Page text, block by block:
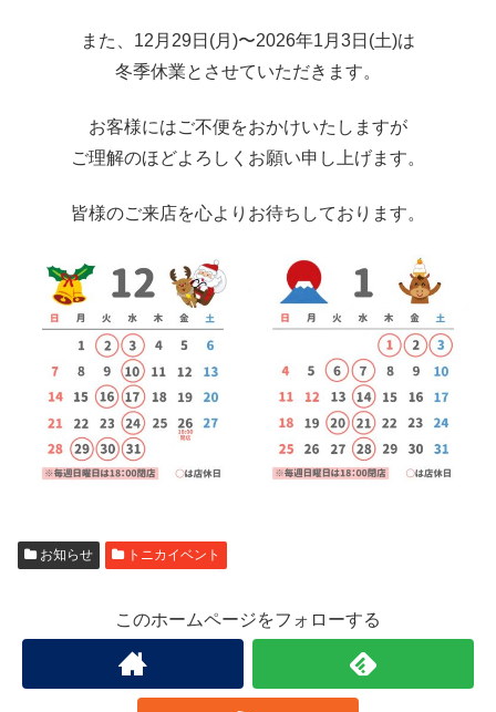
また、12月29日(月)〜2026年1月3日(土)は
冬季休業とさせていただきます。
お客様にはご不便をおかけいたしますが
ご理解のほどよろしくお願い申し上げます。
皆様のご来店を心よりお待ちしております。
お知らせ トニカイベント
このホームページをフォローする